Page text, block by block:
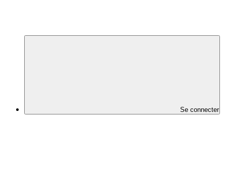
Se connecter